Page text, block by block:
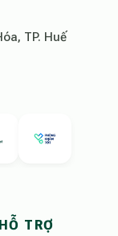
TP. Huế
HỖ TRỢ